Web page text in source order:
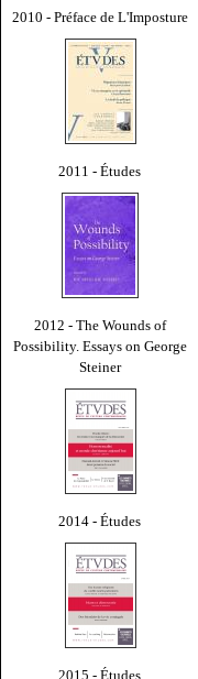
2010 - Préface de L'Imposture
2011 - Études
2012 - The Wounds of
Possibility. Essays on George
Steiner
2014 - Études
2015 - Études